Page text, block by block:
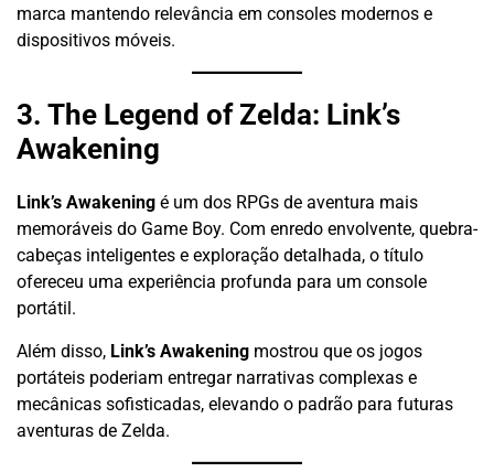
marca mantendo relevância em consoles modernos e
dispositivos móveis.
3. The Legend of Zelda: Link’s
Awakening
Link’s Awakening é um dos RPGs de aventura mais
memoráveis do Game Boy. Com enredo envolvente, quebra-
cabeças inteligentes e exploração detalhada, o título
ofereceu uma experiência profunda para um console
portátil.
Além disso, Link’s Awakening mostrou que os jogos
portáteis poderiam entregar narrativas complexas e
mecânicas sofisticadas, elevando o padrão para futuras
aventuras de Zelda.